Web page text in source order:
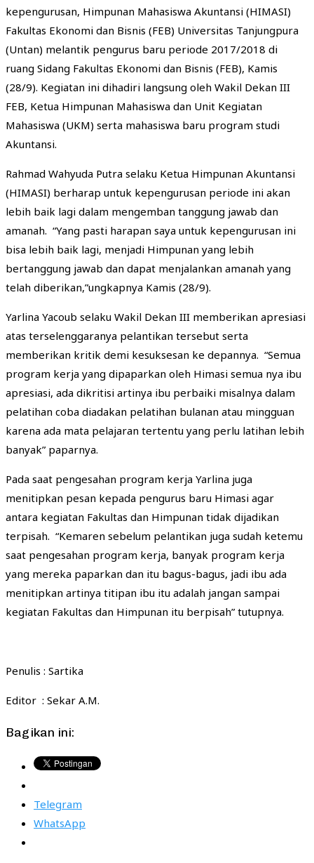
kepengurusan, Himpunan Mahasiswa Akuntansi (HIMASI)
Fakultas Ekonomi dan Bisnis (FEB) Universitas Tanjungpura
(Untan) melantik pengurus baru periode 2017/2018 di
ruang Sidang Fakultas Ekonomi dan Bisnis (FEB), Kamis
(28/9). Kegiatan ini dihadiri langsung oleh Wakil Dekan III
FEB, Ketua Himpunan Mahasiswa dan Unit Kegiatan
Mahasiswa (UKM) serta mahasiswa baru program studi
Akuntansi.
Rahmad Wahyuda Putra selaku Ketua Himpunan Akuntansi
(HIMASI) berharap untuk kepengurusan periode ini akan
lebih baik lagi dalam mengemban tanggung jawab dan
amanah. “Yang pasti harapan saya untuk kepengurusan ini
bisa lebih baik lagi, menjadi Himpunan yang lebih
bertanggung jawab dan dapat menjalankan amanah yang
telah diberikan,”ungkapnya Kamis (28/9).
Yarlina Yacoub selaku Wakil Dekan III memberikan apresiasi
atas terselenggaranya pelantikan tersebut serta
memberikan kritik demi kesuksesan ke depannya. “Semua
program kerja yang dipaparkan oleh Himasi semua nya ibu
apresiasi, ada dikritisi artinya ibu perbaiki misalnya dalam
pelatihan coba diadakan pelatihan bulanan atau mingguan
karena ada mata pelajaran tertentu yang perlu latihan lebih
banyak” paparnya.
Pada saat pengesahan program kerja Yarlina juga
menitipkan pesan kepada pengurus baru Himasi agar
antara kegiatan Fakultas dan Himpunan tidak dijadikan
terpisah. “Kemaren sebelum pelantikan juga sudah ketemu
saat pengesahan program kerja, banyak program kerja
yang mereka paparkan dan itu bagus-bagus, jadi ibu ada
menitipkan artinya titipan ibu itu adalah jangan sampai
kegiatan Fakultas dan Himpunan itu berpisah” tutupnya.
Penulis : Sartika
Editor : Sekar A.M.
Bagikan ini:
Telegram
WhatsApp